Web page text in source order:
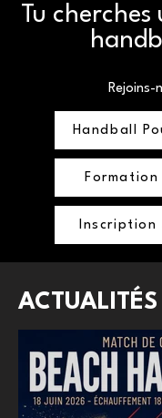
Tu
Rejoins-
Handball
Formation
Inscription
ACTUALITÉS